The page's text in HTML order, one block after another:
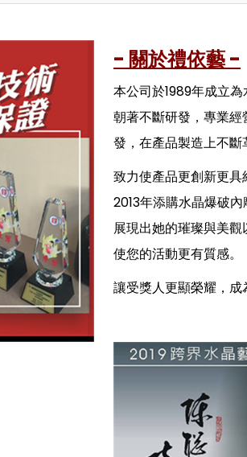
- 關於禮依藝 -
本公司於1989年成立
朝著不斷研發，專業
發，在產品製造上不斷
致力使產品更創新更
2013年添購水晶爆破
展現出她的璀璨與美
使您的活動更有質感。
讓受獎人更顯榮耀，成